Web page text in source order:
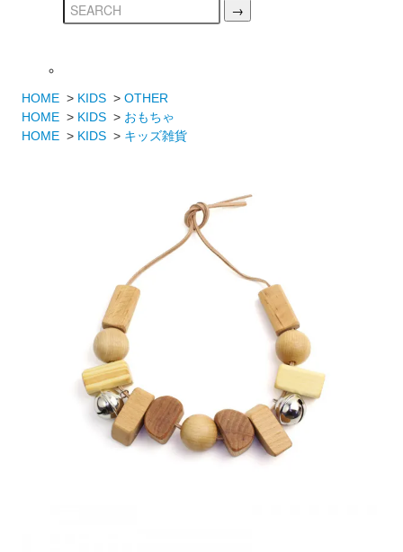
HOME > KIDS >OTHER
HOME > KIDS > おもちゃ
HOME > KIDS > キッズ雑貨